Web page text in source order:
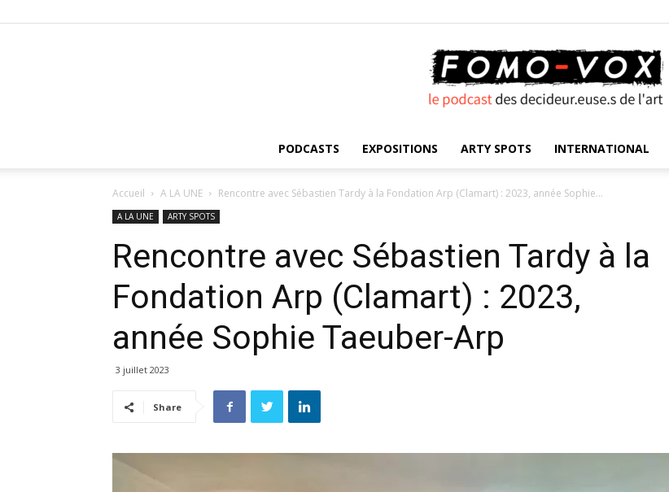
VOX
PODCASTS EXPOSITIONS ARTY SPOTS INTERNATIONAL
Accueil A LA UNE Rencontre avec Sébastien Tardy à la Fondation Arp (Clamart) : 2023, année Sophie...
A LA UNE ARTY SPOTS
Rencontre avec Sébastien Tardy à la
Fondation Arp (Clamart) : 2023,
année Sophie Taeuber-Arp
3 juillet 2023
Share